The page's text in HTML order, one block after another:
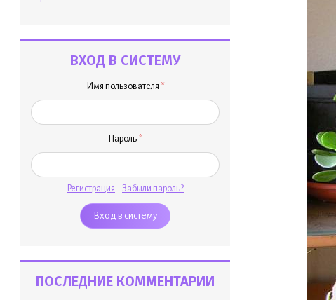
ВХОД В СИСТЕМУ
Имя пользователя *
Пароль *
Регистрация Забыли пароль?
ПОСЛЕДНИЕ КОММЕНТАРИИ